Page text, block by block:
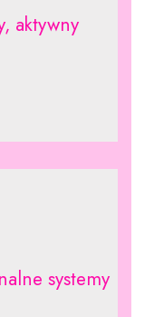
aktywny
systemy